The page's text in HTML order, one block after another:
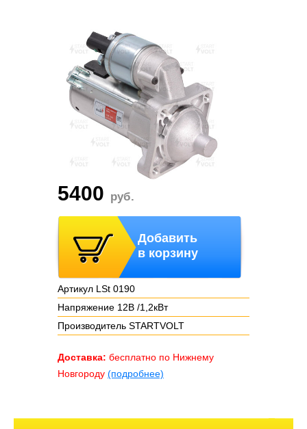
5400 руб.
Добавить
в корзину
Артикул LSt 0190
Напряжение 12В /1,2кВт
Производитель STARTVOLT
Доставка: бесплатно по Нижнему
Новгороду (подробнее)